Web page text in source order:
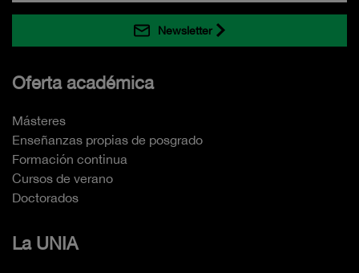
Newsletter
Oferta académica
Másteres
Enseñanzas propias de posgrado
Formación continua
Cursos de verano
Doctorados
La UNIA